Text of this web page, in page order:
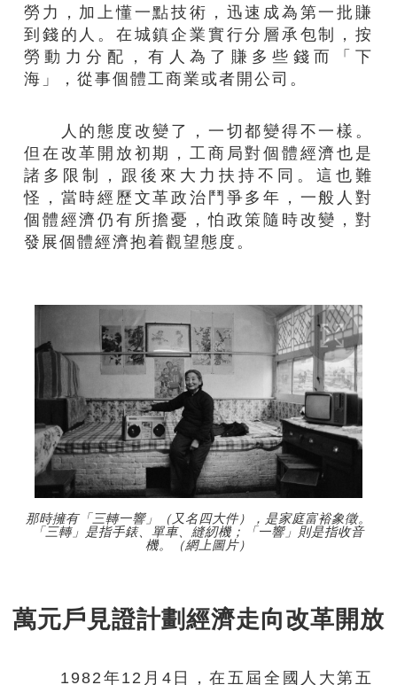
勞力，加上懂一點技術，迅速成為第一批賺
到錢的人。在城鎮企業實行分層承包制，按
勞動力分配，有人為了賺多些錢而「下
海」，從事個體工商業或者開公司。
人的態度改變了，一切都變得不一樣。
但在改革開放初期，工商局對個體經濟也是
諸多限制，跟後來大力扶持不同。這也難
怪，當時經歷文革政治鬥爭多年，一般人對
個體經濟仍有所擔憂，怕政策隨時改變，對
發展個體經濟抱着觀望態度。
那時擁有「三轉一響」（又名四大件），是家庭富裕象徵。
「三轉」是指手錶、單車、縫紉機；「一響」則是指收音
機。（網上圖片）
萬元戶見證計劃經濟走向改革開放
1982年12月4日，在五屆全國人大第五